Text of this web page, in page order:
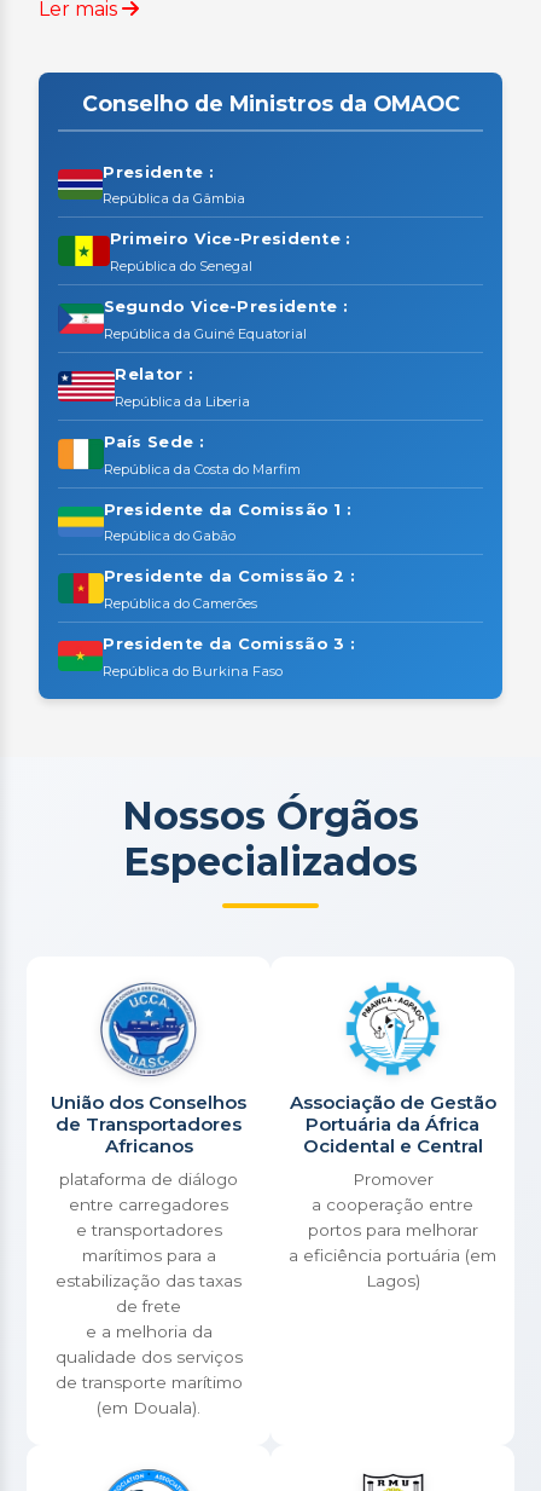
Ler mais
Conselho de Ministros da OMAOC
Presidente :
República da Gâmbia
Primeiro Vice-Presidente :
República do Senegal
Segundo Vice-Presidente :
República da Guiné Equatorial
Relator :
República da Liberia
País Sede :
República da Costa do Marfim
Presidente da Comissão 1 :
República do Gabão
Presidente da Comissão 2 :
República do Camerões
Presidente da Comissão 3 :
República do Burkina Faso
Nossos Órgãos
Especializados
União dos Conselhos
de Transportadores
Africanos
plataforma de diálogo
entre carregadores
e transportadores
marítimos para a
estabilização das taxas
de frete
e a melhoria da
qualidade dos serviços
de transporte marítimo
(em Douala).
Associação de Gestão
Portuária da África
Ocidental e Central
Promover
a cooperação entre
portos para melhorar
a eficiência portuária (em
Lagos)